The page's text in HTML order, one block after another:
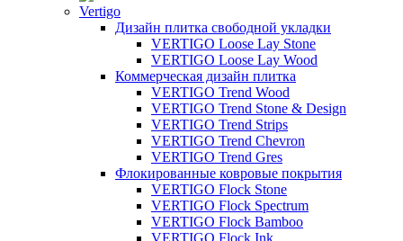
Vertigo
Дизайн плитка свободной укладки
VERTIGO Loose Lay Stone
VERTIGO Loose Lay Wood
Коммерческая дизайн плитка
VERTIGO Trend Wood
VERTIGO Trend Stone & Design
VERTIGO Trend Strips
VERTIGO Trend Chevron
VERTIGO Trend Gres
Флокированные ковровые покрытия
VERTIGO Flock Stone
VERTIGO Flock Spectrum
VERTIGO Flock Bamboo
VERTIGO Flock Ink